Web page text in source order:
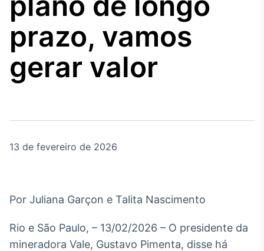
Agro
Tudo sobre o
agronegócio
O setor de
no Brasil
prazo, vamos
gerar valor
13 de fevereiro de 2026
Por Juliana Garçon e Talita Nascimento
Rio e São Paulo, – 13/02/2026 – O presidente da
mineradora Vale, Gustavo Pimenta, disse há